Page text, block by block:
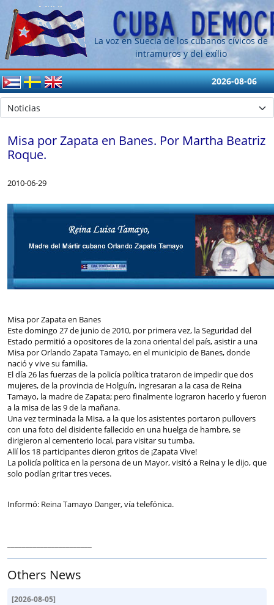
La voz en Suecia de los cubanos cívicos de
intramuros y del exílio
2026-08-06
Misa por Zapata en Banes. Por Martha Beatriz
Roque.
2010-06-29
Misa por Zapata en Banes
Este domingo 27 de junio de 2010, por primera vez, la Seguridad del
Estado permitió a opositores de la zona oriental del país, asistir a una
Misa por Orlando Zapata Tamayo, en el municipio de Banes, donde
nació y vive su familia.
El día 26 las fuerzas de la policía política trataron de impedir que dos
mujeres, de la provincia de Holguín, ingresaran a la casa de Reina
Tamayo, la madre de Zapata; pero finalmente lograron hacerlo y fueron
a la misa de las 9 de la mañana.
Una vez terminada la Misa, a la que los asistentes portaron pullovers
con una foto del disidente fallecido en una huelga de hambre, se
dirigieron al cementerio local, para visitar su tumba.
Allí los 18 participantes dieron gritos de ¡Zapata Vive!
La policía política en la persona de un Mayor, visitó a Reina y le dijo, que
solo podían gritar tres veces.
Informó: Reina Tamayo Danger, vía telefónica.
Others News
[2026-08-05]